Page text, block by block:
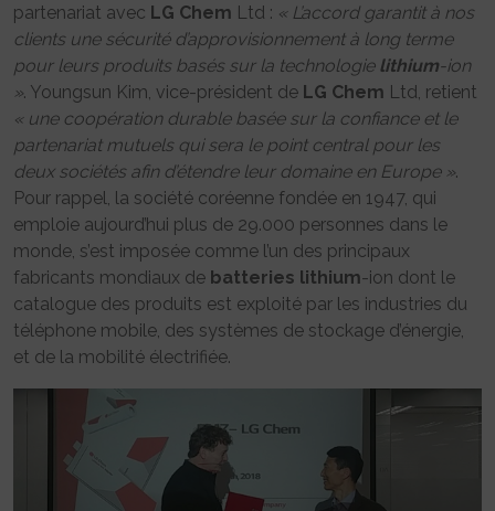
partenariat avec LG Chem Ltd : « L’accord garantit à nos
clients une sécurité d’approvisionnement à long terme
pour leurs produits basés sur la technologie lithium-ion
». Youngsun Kim, vice-président de LG Chem Ltd, retient
« une coopération durable basée sur la confiance et le
partenariat mutuels qui sera le point central pour les
deux sociétés afin d’étendre leur domaine en Europe ».
Pour rappel, la société coréenne fondée en 1947, qui
emploie aujourd’hui plus de 29.000 personnes dans le
monde, s’est imposée comme l’un des principaux
fabricants mondiaux de batteries lithium-ion dont le
catalogue des produits est exploité par les industries du
téléphone mobile, des systèmes de stockage d’énergie,
et de la mobilité électrifiée.